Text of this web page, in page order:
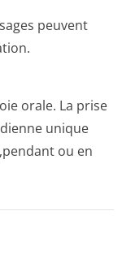
peuvent
orale. La prise
unique
ou en